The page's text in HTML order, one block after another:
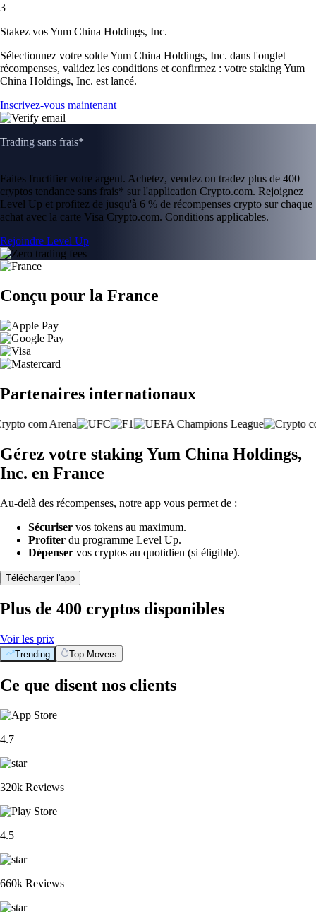
3
Stakez vos Yum China Holdings, Inc.
Sélectionnez votre solde Yum China Holdings, Inc. dans l'onglet
récompenses, validez les conditions et confirmez : votre staking Yum
China Holdings, Inc. est lancé.
Inscrivez-vous maintenant
Trading sans frais*
Faites fructifier votre argent. Achetez, vendez ou tradez plus de 400
cryptos tendance sans frais* sur l'application Crypto.com. Rejoignez
Level Up et profitez de jusqu'à 6 % de récompenses crypto sur chaque
achat avec la carte Visa Crypto.com. Conditions applicables.
Rejoindre Level Up
Conçu pour la France
Partenaires internationaux
Gérez votre staking Yum China Holdings,
Inc. en France
Au-delà des récompenses, notre app vous permet de :
Sécuriser vos tokens au maximum.
Profiter du programme Level Up.
Dépenser vos cryptos au quotidien (si éligible).
Télécharger l'app
Plus de 400 cryptos disponibles
Voir les prix
Trending Top Movers
Ce que disent nos clients
4.7
320k Reviews
4.5
660k Reviews